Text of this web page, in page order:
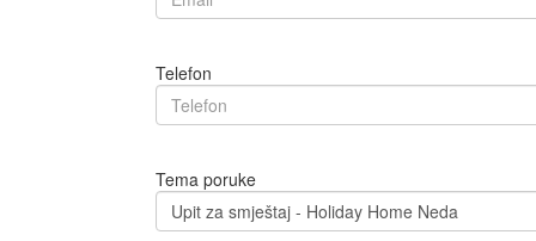
Telefon
Tema poruke